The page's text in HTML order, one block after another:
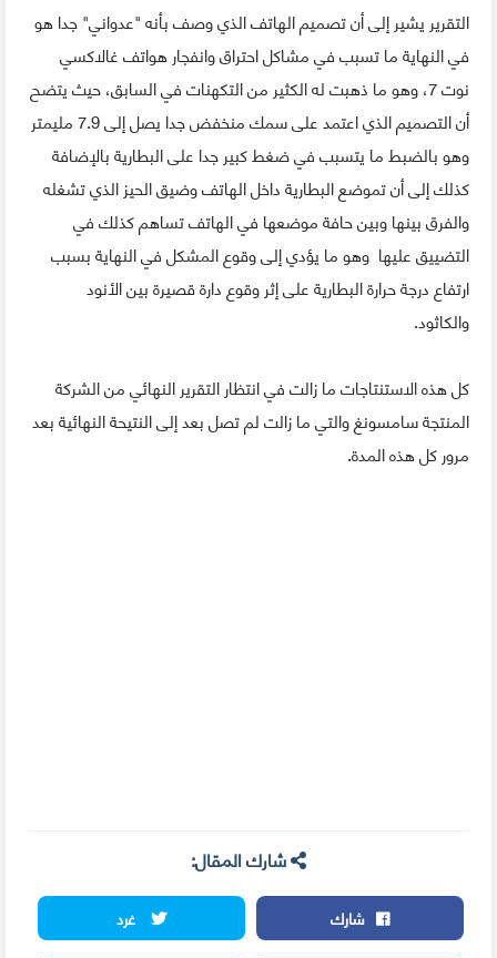
التقرير يشير إلى أن تصميم الهاتف الذي وصف بأنه "عدواني" جدا هو
في النهاية ما تسبب في مشاكل احتراق وانفجار هواتف غالاكسي
نوت 7، وهو ما ذهبت له الكثير من التكهنات في السابق، حيث يتضح
أن التصميم الذي اعتمد على سمك منخفض جدا يصل إلى 7.9 مليمتر
وهو بالضبط ما يتسبب في ضغط كبير جدا على البطارية بالإضافة
كذلك إلى أن تموضع البطارية داخل الهاتف وضيق الحيز الذي تشغله
والفرق بينها وبين حافة موضعها في الهاتف تساهم كذلك في
التضييق عليها وهو ما يؤدي إلى وقوع المشكل في النهاية بسبب
ارتفاع درجة حرارة البطارية على إثر وقوع دارة قصيرة بين الأنود
والكاثود.
كل هذه الاستنتاجات ما زالت في انتظار التقرير النهائي من الشركة
المنتجة سامسونغ والتي ما زالت لم تصل بعد إلى النتيحة النهائية بعد
مرور كل هذه المدة.
شارك المقال:
شارك
غرد